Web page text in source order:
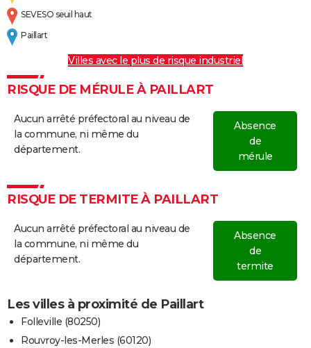
SEVESO seuil haut
Paillart
Villes avec le plus de risque industriel
RISQUE DE MÉRULE À PAILLART
Aucun arrêté préfectoral au niveau de
la commune, ni même du
département.
Absence
de
mérule
RISQUE DE TERMITE À PAILLART
Aucun arrêté préfectoral au niveau de
la commune, ni même du
département.
Absence
de
termite
Les villes à proximité de Paillart
Folleville (80250)
Rouvroy-les-Merles (60120)